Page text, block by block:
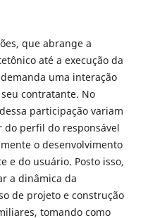
que abrange a
até a execução da
uma interação
contratante. No
participação variam
perfil do responsável
o desenvolvimento
e do usuário. Posto isso,
a dinâmica da
de projeto e construção
tomando como